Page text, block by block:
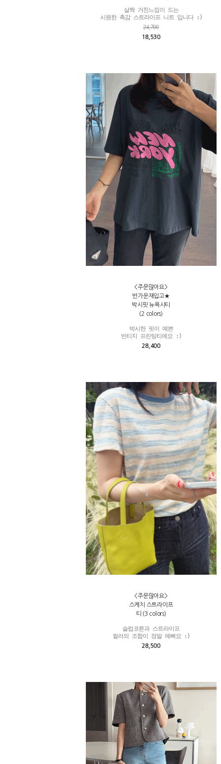
살짝 거친느낌이 드는
시원한 촉감 스트라이프 니트 입니다 :)
24,700
18,530
<주문많아요>
반가운재입고★
박시핏 뉴욕시티
(2 colors)
박시한 핏이 예쁜
빈티지 프린팅티에요 :)
28,400
<주문많아요>
스케치 스트라이프
티 (3 colors)
슬럽코튼과 스트라이프
컬러의 조합이 정말 예뻐요 :)
28,500